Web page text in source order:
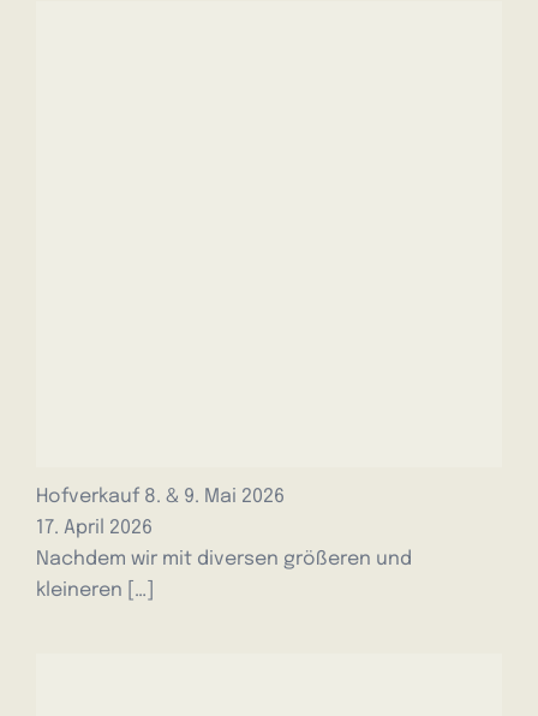
Hofverkauf 8. & 9. Mai 2026
17. April 2026
Nachdem wir mit diversen größeren und
kleineren
[…]